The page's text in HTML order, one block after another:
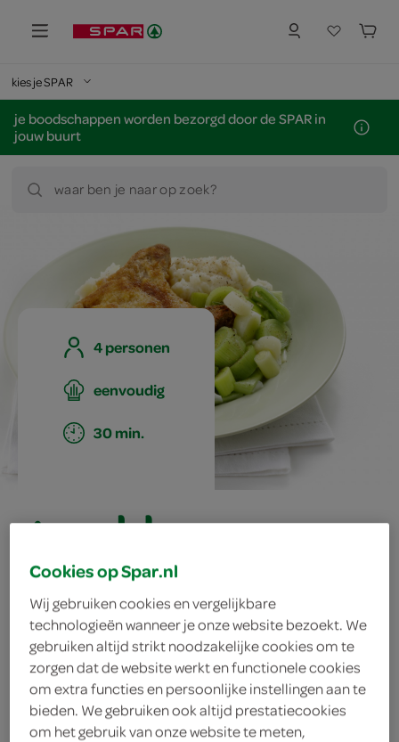
kies je SPAR
je boodschappen worden bezorgd door de SPAR in
jouw buurt
waar ben je naar op zoek?
4 personen
eenvoudig
30 min.
gevulde
karbonade met
prei en puree
ingrediënten
Cookies op Spar.nl
Wij gebruiken cookies en vergelijkbare
technologieën wanneer je onze website bezoekt. We
gebruiken altijd strikt noodzakelijke cookies om te
zorgen dat de website werkt en functionele cookies
om extra functies en persoonlijke instellingen aan te
bieden. We gebruiken ook altijd prestatiecookies
om het gebruik van onze website te meten,